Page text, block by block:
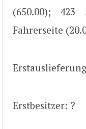
(650.00); 423
Fahrerseite
Erstbesitzer: ?